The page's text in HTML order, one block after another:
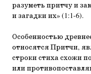
разуметь притчу и
и загадки их» (1:1-6).
Особенностью
относятся Притчи,
строки стиха схожи
или